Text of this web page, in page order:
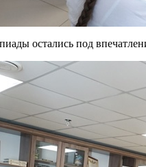
остались под